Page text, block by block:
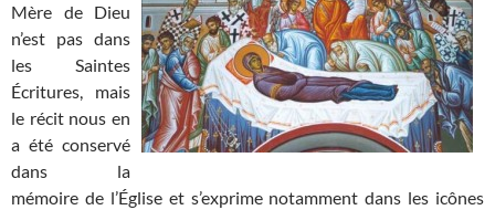
Mère de Dieu
n’est pas dans
les Saintes
Écritures, mais
le récit nous en
a été conservé
dans la
mémoire de l’Église et s’exprime notamment dans les icônes